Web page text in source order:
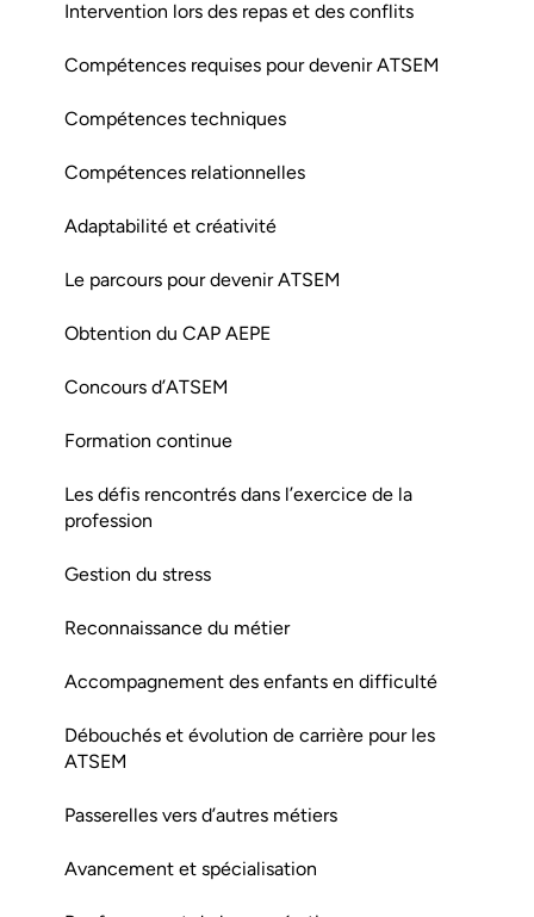
Intervention lors des repas et des conflits
Compétences requises pour devenir ATSEM
Compétences techniques
Compétences relationnelles
Adaptabilité et créativité
Le parcours pour devenir ATSEM
Obtention du CAP AEPE
Concours d’ATSEM
Formation continue
Les défis rencontrés dans l’exercice de la
profession
Gestion du stress
Reconnaissance du métier
Accompagnement des enfants en difficulté
Débouchés et évolution de carrière pour les
ATSEM
Passerelles vers d’autres métiers
Avancement et spécialisation